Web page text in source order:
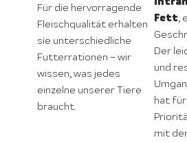
Für die hervorragende
Fleischqualität erhalten
sie unterschiedliche
Futterrationen – wir
wissen, was jedes
einzelne unserer Tiere
braucht.
Fett,
Der
und
hat
mit